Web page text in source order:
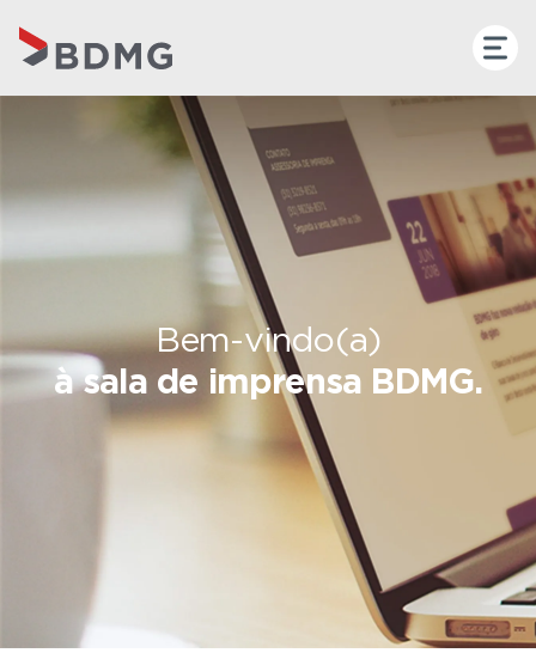
Bem-vindo(a)
à sala de imprensa BDMG.